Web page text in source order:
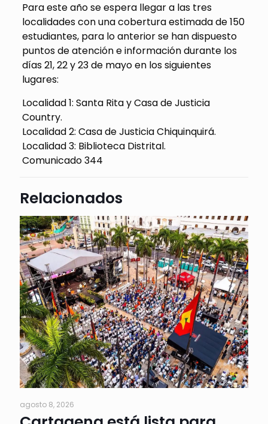
Para este año se espera llegar a las tres
localidades con una cobertura estimada de 150
estudiantes, para lo anterior se han dispuesto
puntos de atención e información durante los
días 21, 22 y 23 de mayo en los siguientes
lugares:
Localidad 1: Santa Rita y Casa de Justicia
Country.
Localidad 2: Casa de Justicia Chiquinquirá.
Localidad 3: Biblioteca Distrital.
Comunicado 344
Relacionados
agosto 8, 2026